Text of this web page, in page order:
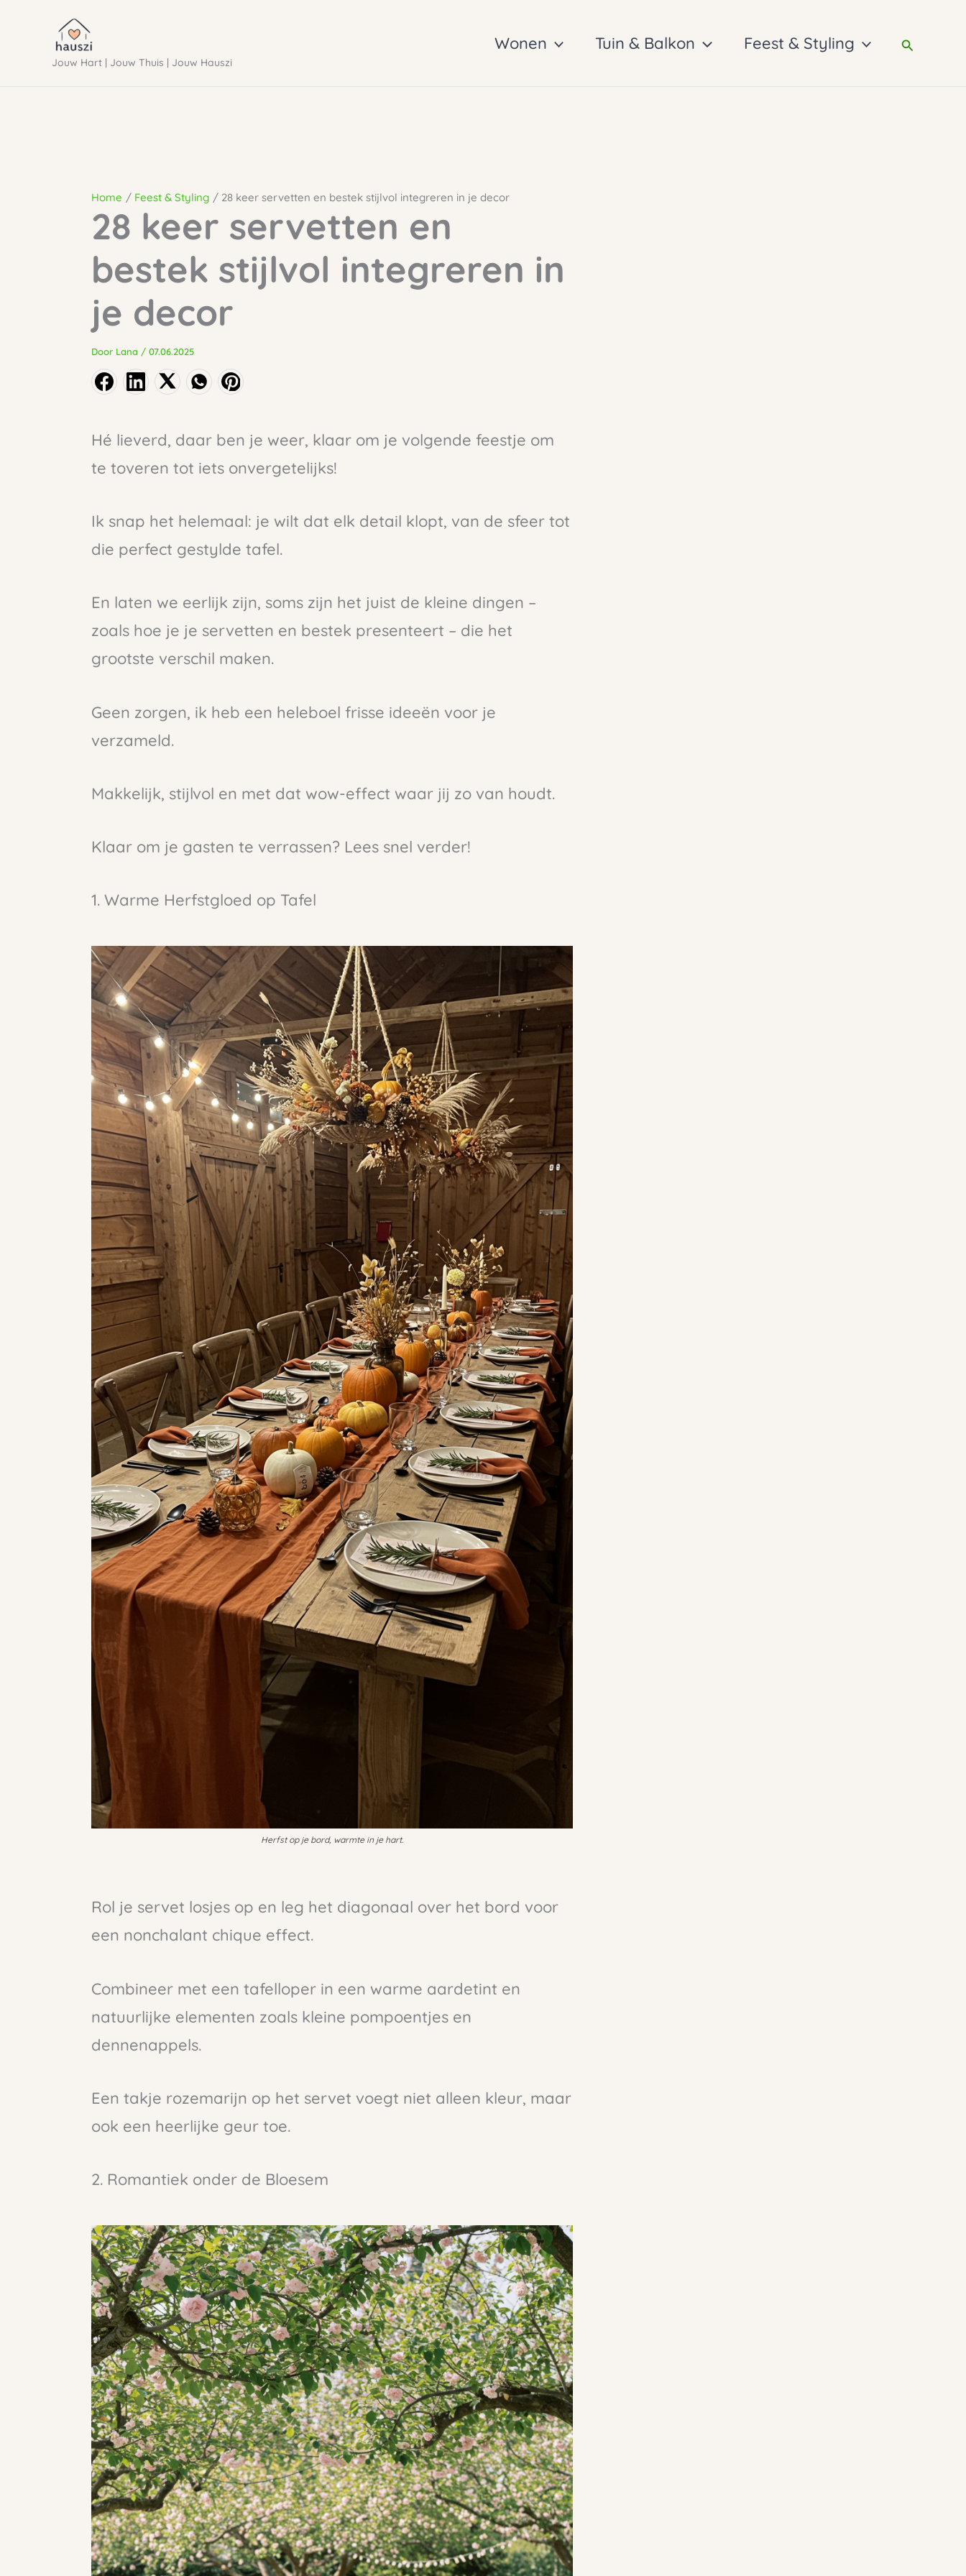
Jouw Hart | Jouw Thuis | Jouw Hauszi
Wonen Tuin & Balkon Feest & Styling Zoeken
Home Feest & Styling 28 keer servetten en bestek stijlvol integreren in je decor
28 keer servetten en
bestek stijlvol integreren in
je decor
Door Lana / 07.06.2025
Hé lieverd, daar ben je weer, klaar om je volgende feestje om
te toveren tot iets onvergetelijks!
Ik snap het helemaal: je wilt dat elk detail klopt, van de sfeer tot
die perfect gestylde tafel.
En laten we eerlijk zijn, soms zijn het juist de kleine dingen –
zoals hoe je je servetten en bestek presenteert – die het
grootste verschil maken.
Geen zorgen, ik heb een heleboel frisse ideeën voor je
verzameld.
Makkelijk, stijlvol en met dat wow-effect waar jij zo van houdt.
Klaar om je gasten te verrassen? Lees snel verder!
1. Warme Herfstgloed op Tafel
Herfst op je bord, warmte in je hart.
Rol je servet losjes op en leg het diagonaal over het bord voor
een nonchalant chique effect.
Combineer met een tafelloper in een warme aardetint en
natuurlijke elementen zoals kleine pompoentjes en
dennenappels.
Een takje rozemarijn op het servet voegt niet alleen kleur, maar
ook een heerlijke geur toe.
2. Romantiek onder de Bloesem